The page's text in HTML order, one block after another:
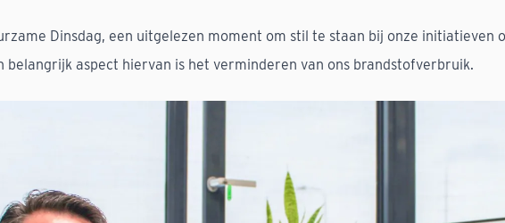
Dinsdag, een uitgelezen moment om stil te staan bij onze initiatieven
belangrijk aspect hiervan is het verminderen van ons brandstofverbruik.